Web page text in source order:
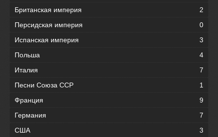
Британская империя
2
Персидская империя
0
Испанская империя
3
Польша
4
Италия
7
Песни Союза ССР
1
Франция
9
Германия
7
США
3